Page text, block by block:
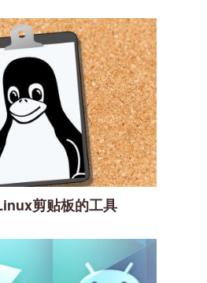
剪贴板的工具